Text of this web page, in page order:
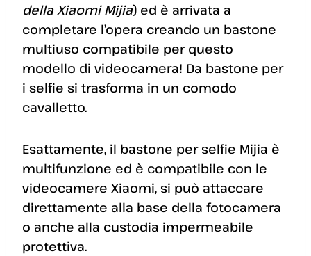
della Xiaomi Mijia) ed è arrivata a
completare l’opera creando un bastone
multiuso compatibile per questo
modello di videocamera! Da bastone per
i selfie si trasforma in un comodo
cavalletto.
Esattamente, il bastone per selfie Mijia è
multifunzione ed è compatibile con le
videocamere Xiaomi, si può attaccare
direttamente alla base della fotocamera
o anche alla custodia impermeabile
protettiva.